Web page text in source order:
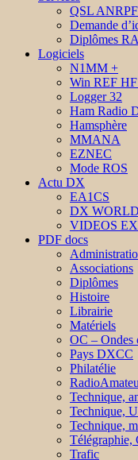
QSL
Demande
Diplômes
Logiciels
N1MM +
Win REF
Logger 32
Ham Radio
Hamsphère
MMANA
EZNEC
Mode ROS
Actu DX
EA1CS
DX WORLD
VIDEOS
PDF docs
Associations
Diplômes
Histoire
Librairie
Matériels
OC – Ondes
Pays DXCC
Philatélie
Technique,
Technique,
Technique,
Télégraphie,
Trafic